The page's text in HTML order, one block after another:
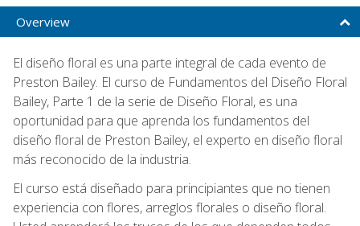
Overview
El diseño floral es una parte integral de cada evento de
Preston Bailey. El curso de Fundamentos del Diseño Floral
Bailey, Parte 1 de la serie de Diseño Floral, es una
oportunidad para que aprenda los fundamentos del
diseño floral de Preston Bailey, el experto en diseño floral
más reconocido de la industria.
El curso está diseñado para principiantes que no tienen
experiencia con flores, arreglos florales o diseño floral.